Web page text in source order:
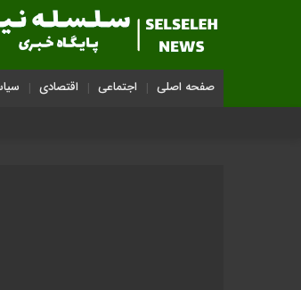
صفحه اصلی اجتماعی اقتصادی
قاب هایی